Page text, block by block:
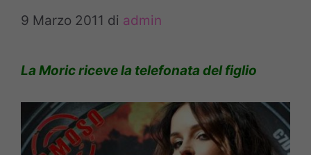
9 Marzo 2011 di admin
La Moric riceve la telefonata del figlio